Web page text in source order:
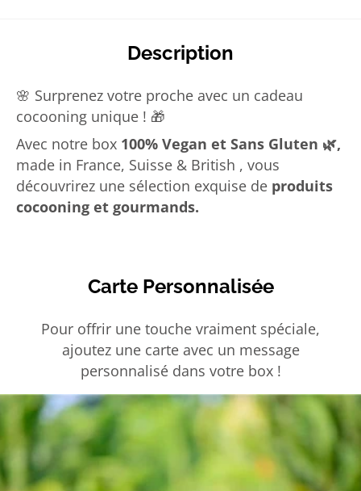
Description
🌸 Surprenez votre proche avec un cadeau
cocooning unique ! 🎁
Avec notre box 100% Vegan et Sans Gluten 🌿,
made in France, Suisse & British , vous
découvrirez une sélection exquise de produits
cocooning et gourmands.
Carte Personnalisée
Pour offrir une touche vraiment spéciale,
ajoutez une carte avec un message
personnalisé dans votre box !